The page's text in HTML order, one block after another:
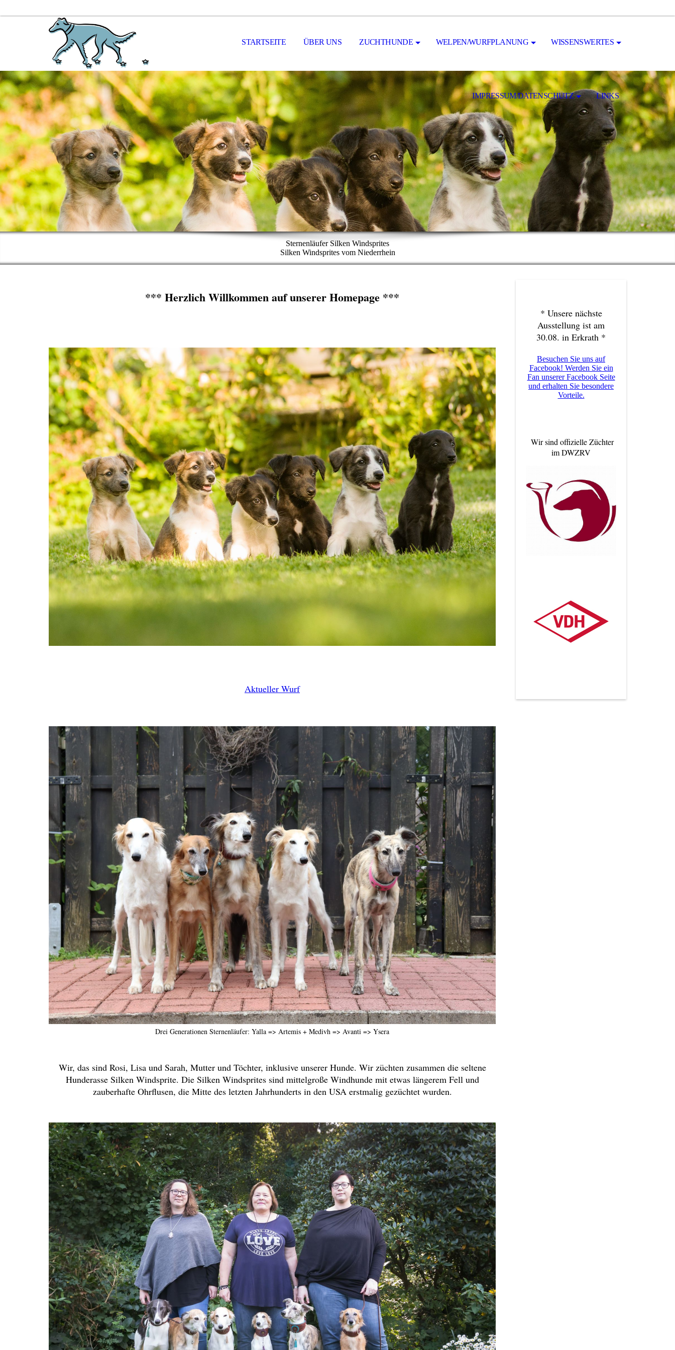
STARTSEITE ÜBER UNS ZUCHTHUNDE WELPEN/WURFPLANUNG WISSENSWERTES
IMPRESSUM/DATENSCHUTZ LINKS
Sternenläufer Silken Windsprites
Silken Windsprites vom Niederrhein
*** Herzlich Willkommen auf unserer Homepage ***
Aktueller Wurf
Drei Generationen Sternenläufer: Yalla => Artemis + Medivh => Avanti => Ysera
Wir, das sind Rosi, Lisa und Sarah, Mutter und Töchter, inklusive unserer Hunde. Wir züchten zusammen die seltene
Hunderasse Silken Windsprite. Die Silken Windsprites sind mittelgroße Windhunde mit etwas längerem Fell und
zauberhafte Ohrflusen, die Mitte des letzten Jahrhunderts in den USA erstmalig gezüchtet wurden.
* Unsere nächste
Ausstellung ist am
30.08. in Erkrath *
Besuchen Sie uns auf
Facebook! Werden Sie ein
Fan unserer Facebook Seite
und erhalten Sie besondere
Vorteile.
Wir sind offizielle Züchter
im DWZRV